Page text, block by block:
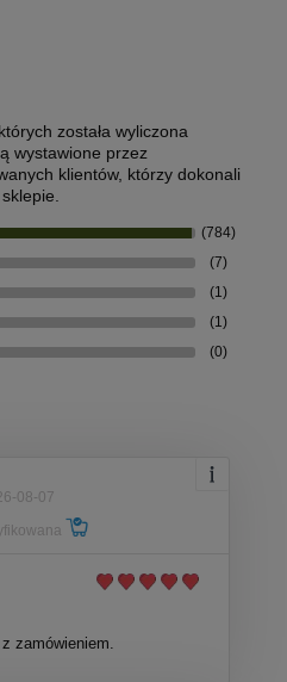
została wyliczona
wystawione przez
klientów, którzy dokonali
(784)
(7)
(1)
(1)
(0)
08-07
zamówieniem.